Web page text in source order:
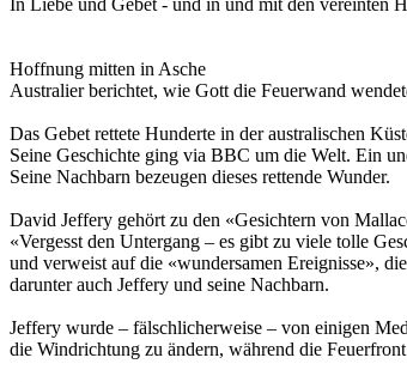
In Liebe und Gebet - und in und mit den vereinten
Hoffnung mitten in Asche
Australier berichtet, wie Gott die Feuerwand
Das Gebet rettete Hunderte in der australischen
Seine Geschichte ging via BBC um die Welt. Ein
Seine Nachbarn bezeugen dieses rettende Wunder.
David Jeffery gehört zu den «Gesichtern von
«Vergesst den Untergang – es gibt zu viele tolle
und verweist auf die «wundersamen Ereignisse»,
darunter auch Jeffery und seine Nachbarn.
Jeffery wurde – fälschlicherweise – von einigen
die Windrichtung zu ändern, während die